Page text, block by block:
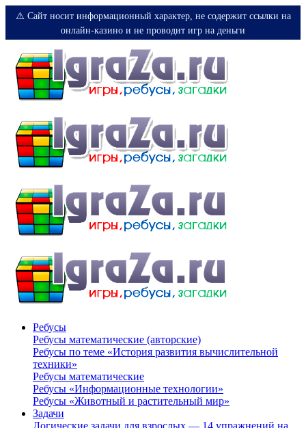
⚠️ Сайт носит информационный характер, не содержит ссылки на
онлайн-казино и не проводит игр на деньги
Ребусы
Ребусы математические (авторские)
Ребусы по теме «История развития вычислительной
техники»
Ребусы математические
Ребусы «Информационные технологии»
Ребусы «Животный и растительный мир»
Задачи
Логические задачи для взрослых — 14 упражнений на